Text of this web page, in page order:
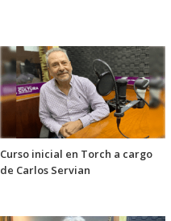
Curso inicial en Torch a cargo
de Carlos Servian